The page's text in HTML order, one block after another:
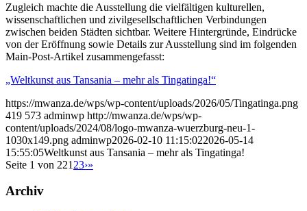
Zugleich machte die Ausstellung die vielfältigen kulturellen,
wissenschaftlichen und zivilgesellschaftlichen Verbindungen
zwischen beiden Städten sichtbar. Weitere Hintergründe, Eindrücke
von der Eröffnung sowie Details zur Ausstellung sind im folgenden
Main-Post-Artikel zusammengefasst:
„Weltkunst aus Tansania – mehr als Tingatinga!“
https://mwanza.de/wps/wp-content/uploads/2026/05/Tingatinga.png
419 573 adminwp http://mwanza.de/wps/wp-
content/uploads/2024/08/logo-mwanza-wuerzburg-neu-1-
1030x149.png adminwp2026-02-10 11:15:022026-05-14
15:55:05Weltkunst aus Tansania – mehr als Tingatinga!
Seite 1 von 221 23›»
Archiv